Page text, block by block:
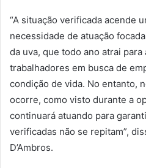
“A situação verificada acende
necessidade de atuação
da uva, que todo ano atrai
trabalhadores em busca de
condição de vida. No entanto,
ocorre, como visto durante a
continuará atuando para
verificadas não se repitam”,
D’Ambros.